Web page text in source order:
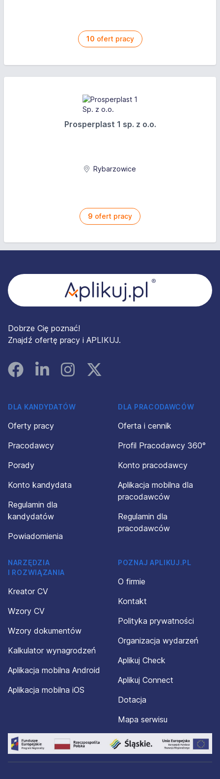
10 ofert pracy
Prosperplast 1 sp. z o.o.
Rybarzowice
9 ofert pracy
Dobrze Cię poznać!
Znajdź ofertę pracy i APLIKUJ.
FacebookLinked InInstagramInstagram
DLA KANDYDATÓW
Oferty pracy
Pracodawcy
Porady
Konto kandydata
Regulamin dla
kandydatów
Powiadomienia
DLA PRACODAWCÓW
Oferta i cennik
Profil Pracodawcy 360°
Konto pracodawcy
Aplikacja mobilna dla
pracodawców
Regulamin dla
pracodawców
NARZĘDZIA
I ROZWIĄZANIA
Kreator CV
Wzory CV
Wzory dokumentów
Kalkulator wynagrodzeń
Aplikacja mobilna Android
Aplikacja mobilna iOS
POZNAJ APLIKUJ.PL
O firmie
Kontakt
Polityka prywatności
Organizacja wydarzeń
Aplikuj Check
Aplikuj Connect
Dotacja
Mapa serwisu